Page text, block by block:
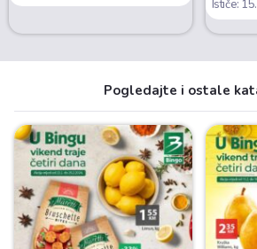
Ističe:
Pogledajte i ostale